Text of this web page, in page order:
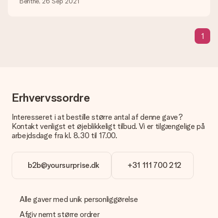
farve, men er dette ikke angivet på hjemmesiden? Kontakt
venligst vores kundeservice; de er glade for at hjælpe dig!
hvem du skal takke for denne dejlige overraskelse.
Er min gave indpakket?
I øjeblikket har vi (endnu) ikke en gaveindpakningstjeneste til
at pakke din gave. Vi leverer vores gaver i en festlig
emballage. Det betyder, at din gave er klar til at blive givet,
Leveringstid, leveringsmuligheder og
Kan jeg vælge en leveringsdato?
Det er ikke muligt at vælge en bestemt leveringsdato.
1
Erhvervssordre
Interesseret i at bestille større antal af denne gave?
Kontakt venligst et øjeblikkeligt tilbud. Vi er tilgængelige på
arbejdsdage fra kl. 8.30 til 17.00.
b2b@yoursurprise.dk +31 111 700 212
Alle gaver med unik personliggørelse
Afgiv nemt større ordrer